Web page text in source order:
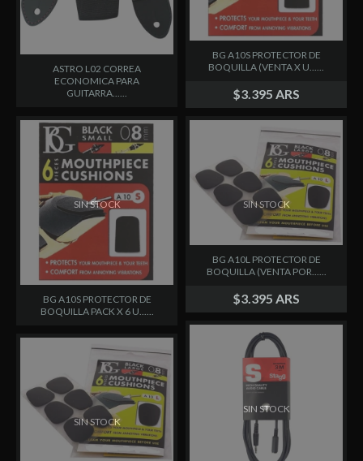
ASTRO L02 CORREA
ECONOMICA PARA
GUITARRA......
BG A10S PROTECTOR DE
BOQUILLA (VENTA X U......
$3.395 ARS
SIN STOCK
BG A10S PROTECTOR DE
BOQUILLA PACK X 6 U......
SIN STOCK
BG A10L PROTECTOR DE
BOQUILLA (VENTA POR......
$3.395 ARS
SIN STOCK
SIN STOCK